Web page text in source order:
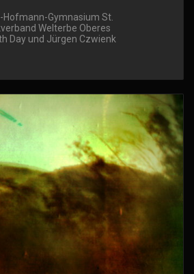
Hofmann-Gymnasium St.
Welterbe Oberes
Day und Jürgen Czwienk